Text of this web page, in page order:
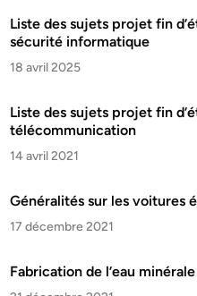
Liste des sujets projet fin
sécurité informatique
18 avril 2025
Liste des sujets projet fin
télécommunication
14 avril 2021
Généralités sur les voitures
17 décembre 2021
Fabrication de l’eau minérale